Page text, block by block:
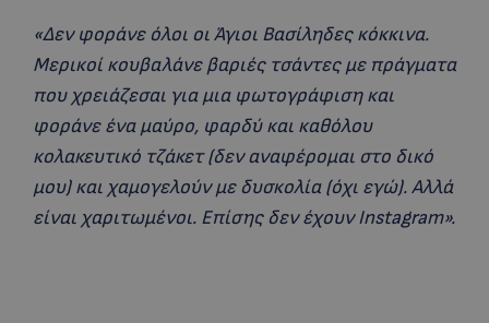
«Δεν φοράνε όλοι οι Άγιοι Βασίληδες κόκκινα.
Μερικοί κουβαλάνε βαριές τσάντες με πράγματα
που χρειάζεσαι για μια φωτογράφιση και
φοράνε ένα μαύρο, φαρδύ και καθόλου
κολακευτικό τζάκετ (δεν αναφέρομαι στο δικό
μου) και χαμογελούν με δυσκολία (όχι εγώ). Αλλά
είναι χαριτωμένοι. Επίσης δεν έχουν Instagram».